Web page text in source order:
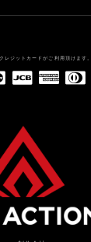
レジットカードがご利用頂けます。